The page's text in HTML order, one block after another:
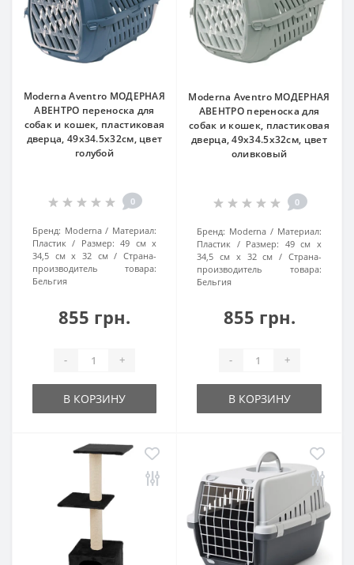
Moderna Aventro МОДЕРНАЯ
АВЕНТРО переноска для
собак и кошек, пластиковая
дверца, 49x34.5х32см, цвет
голубой
0
Бренд: Moderna
Материал:
Пластик
Размер: 49 см х
34,5 см х 32 см
Страна-
производитель товара:
Бельгия
855 грн.
- +
В КОРЗИНУ
Moderna Aventro МОДЕРНАЯ
АВЕНТРО переноска для
собак и кошек, пластиковая
дверца, 49x34.5х32см, цвет
оливковый
0
Бренд: Moderna
Материал:
Пластик
Размер: 49 см х
34,5 см х 32 см
Страна-
производитель товара:
Бельгия
855 грн.
- +
В КОРЗИНУ